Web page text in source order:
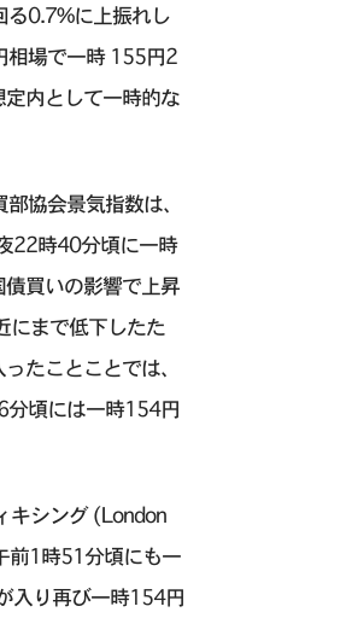
る0.7%に上振れし
相場で一時 155円2
内として一時的な
協会景気指数は、
22時40分頃に一時
買いの影響で上昇
にまで低下したた
たことことでは、
頃には一時154円
キシング (London
前1時51分頃にも一
入り再び一時154円